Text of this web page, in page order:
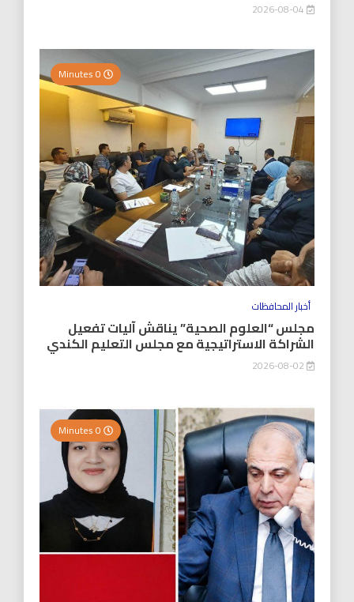
أخبار المحافظات
مجلس “العلوم الصحية” يناقش آليات تفعيل
الشراكة الاستراتيجية مع مجلس التعليم الكندي